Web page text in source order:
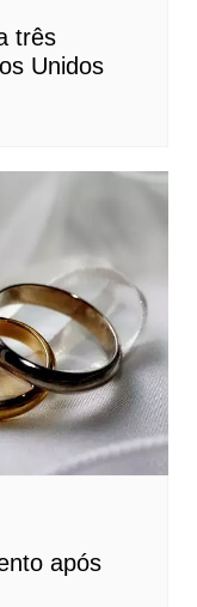
três
Unidos
após